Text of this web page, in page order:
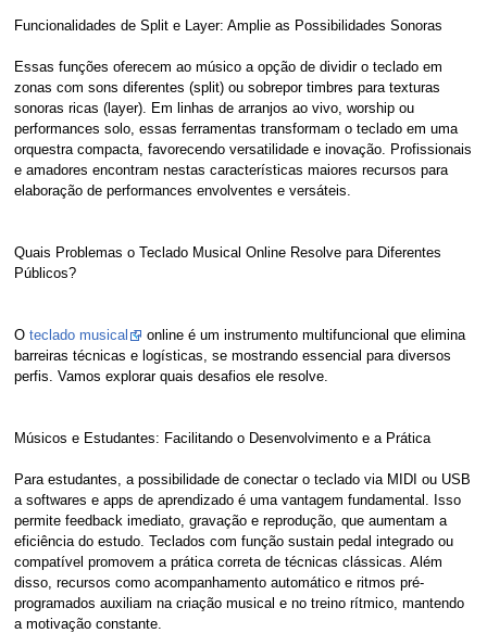
Funcionalidades de Split e Layer: Amplie as Possibilidades Sonoras
Essas funções oferecem ao músico a opção de dividir o teclado em
zonas com sons diferentes (split) ou sobrepor timbres para texturas
sonoras ricas (layer). Em linhas de arranjos ao vivo, worship ou
performances solo, essas ferramentas transformam o teclado em uma
orquestra compacta, favorecendo versatilidade e inovação. Profissionais
e amadores encontram nestas características maiores recursos para
elaboração de performances envolventes e versáteis.
Quais Problemas o Teclado Musical Online Resolve para Diferentes
Públicos?
O teclado musical
online é um instrumento multifuncional que elimina
barreiras técnicas e logísticas, se mostrando essencial para diversos
perfis. Vamos explorar quais desafios ele resolve.
Músicos e Estudantes: Facilitando o Desenvolvimento e a Prática
Para estudantes, a possibilidade de conectar o teclado via MIDI ou USB
a softwares e apps de aprendizado é uma vantagem fundamental. Isso
permite feedback imediato, gravação e reprodução, que aumentam a
eficiência do estudo. Teclados com função sustain pedal integrado ou
compatível promovem a prática correta de técnicas clássicas. Além
disso, recursos como acompanhamento automático e ritmos pré-
programados auxiliam na criação musical e no treino rítmico, mantendo
a motivação constante.